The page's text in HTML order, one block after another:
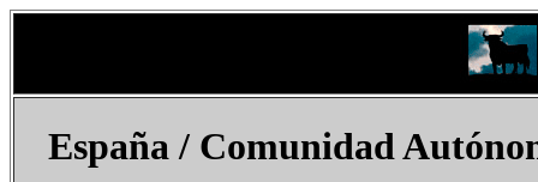
España/ Comunidad